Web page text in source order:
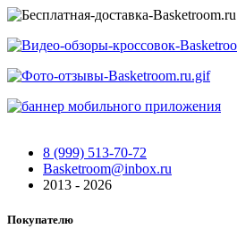
8 (999) 513-70-72
Basketroom@inbox.ru
2013 - 2026
Покупателю